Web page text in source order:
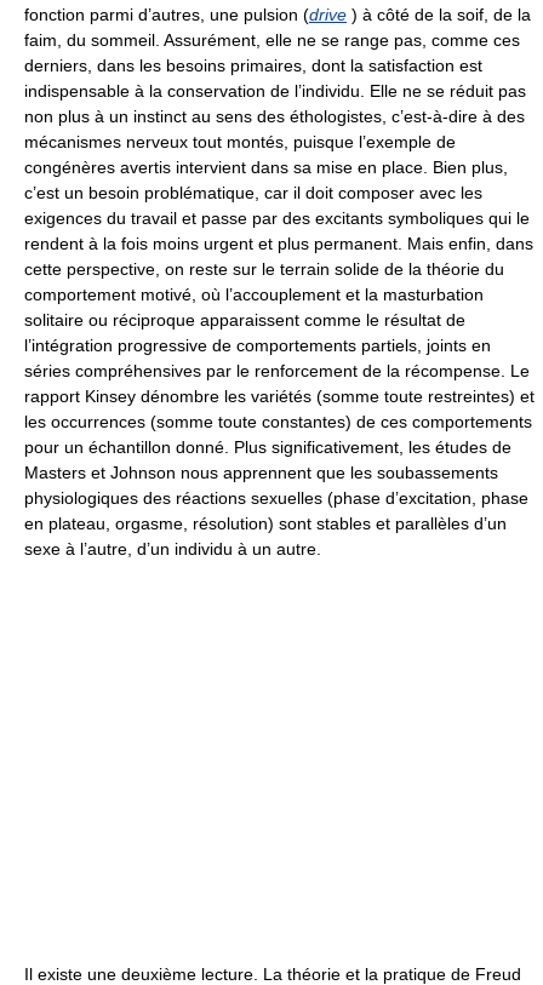
fonction parmi d’autres, une pulsion (drive ) à côté de la soif, de la
faim, du sommeil. Assurément, elle ne se range pas, comme ces
derniers, dans les besoins primaires, dont la satisfaction est
indispensable à la conservation de l’individu. Elle ne se réduit pas
non plus à un instinct au sens des éthologistes, c’est-à-dire à des
mécanismes nerveux tout montés, puisque l’exemple de
congénères avertis intervient dans sa mise en place. Bien plus,
c’est un besoin problématique, car il doit composer avec les
exigences du travail et passe par des excitants symboliques qui le
rendent à la fois moins urgent et plus permanent. Mais enfin, dans
cette perspective, on reste sur le terrain solide de la théorie du
comportement motivé, où l’accouplement et la masturbation
solitaire ou réciproque apparaissent comme le résultat de
l’intégration progressive de comportements partiels, joints en
séries compréhensives par le renforcement de la récompense. Le
rapport Kinsey dénombre les variétés (somme toute restreintes) et
les occurrences (somme toute constantes) de ces comportements
pour un échantillon donné. Plus significativement, les études de
Masters et Johnson nous apprennent que les soubassements
physiologiques des réactions sexuelles (phase d’excitation, phase
en plateau, orgasme, résolution) sont stables et parallèles d’un
sexe à l’autre, d’un individu à un autre.
Il existe une deuxième lecture. La théorie et la pratique de Freud